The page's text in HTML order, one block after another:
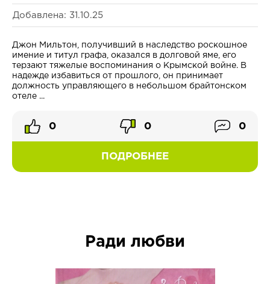
Добавлена: 31.10.25
Джон Мильтон, получивший в наследство роскошное
имение и титул графа, оказался в долговой яме, его
терзают тяжелые воспоминания о Крымской войне. В
надежде избавиться от прошлого, он принимает
должность управляющего в небольшом брайтонском
отеле ...
ПОДРОБНЕЕ
0 0 0
Ради любви